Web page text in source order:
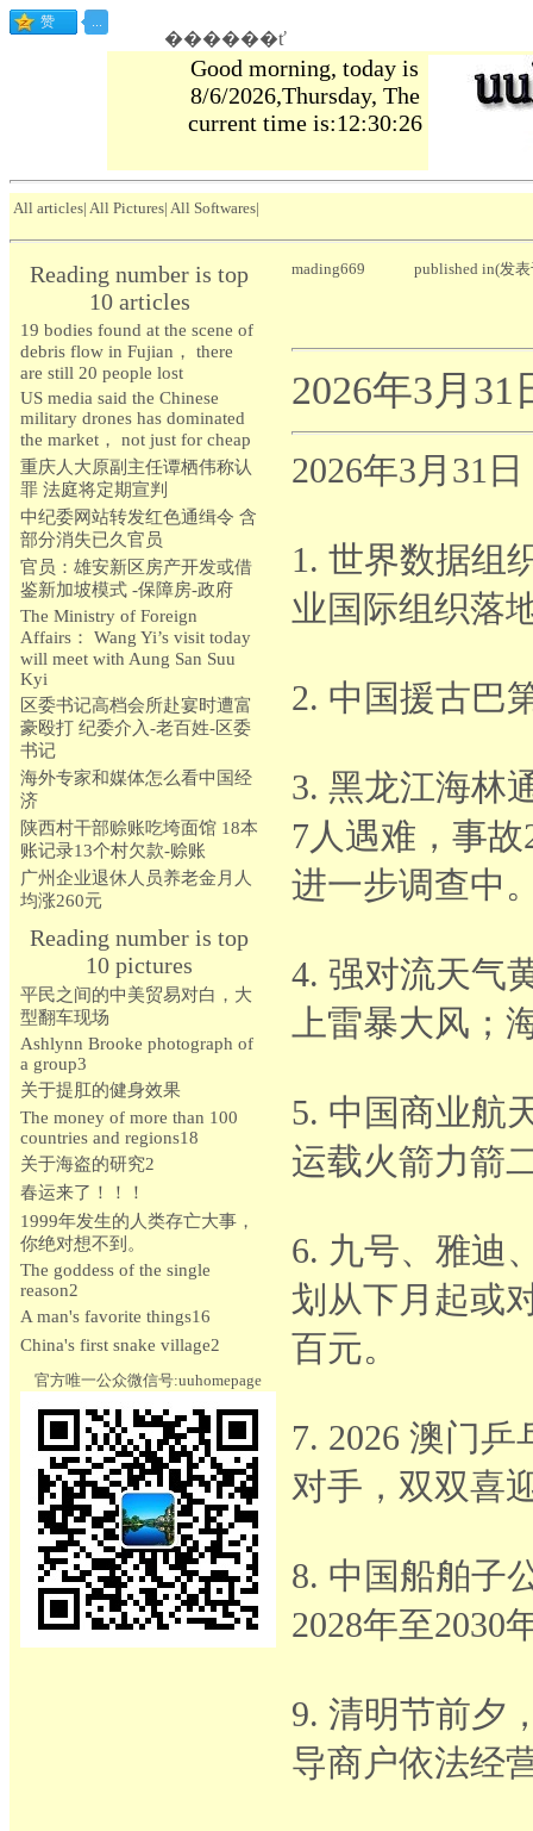
������ť
Good morning, today is
8/6/2026,Thursday, The
current time is:12:30:27
All articles| All Pictures| All Softwares|
Reading number is top
10 articles
19 bodies found at the scene of
debris flow in Fujian， there
are still 20 people lost
US media said the Chinese
military drones has dominated
the market， not just for cheap
重庆人大原副主任谭栖伟称认
罪 法庭将定期宣判
中纪委网站转发红色通缉令 含
部分消失已久官员
官员：雄安新区房产开发或借
鉴新加坡模式 -保障房-政府
The Ministry of Foreign
Affairs： Wang Yi’s visit today
will meet with Aung San Suu
Kyi
区委书记高档会所赴宴时遭富
豪殴打 纪委介入-老百姓-区委
书记
海外专家和媒体怎么看中国经
济
陕西村干部赊账吃垮面馆 18本
账记录13个村欠款-赊账
广州企业退休人员养老金月人
均涨260元
Reading number is top
10 pictures
平民之间的中美贸易对白，大
型翻车现场
Ashlynn Brooke photograph of
a group3
关于提肛的健身效果
The money of more than 100
countries and regions18
关于海盗的研究2
春运来了！！！
1999年发生的人类存亡大事，
你绝对想不到。
The goddess of the single
reason2
A man's favorite things16
China's first snake village2
官方唯一公众微信号:uuhomepage
mading669 published in(发
2026年3月
2026年3月31
1. 世界数据组
业国际组织落
2. 中国援古巴
3. 黑龙江海林
7人遇难，事
进一步调查中
4. 强对流天气
上雷暴大风
5. 中国商业航
运载火箭力箭
6. 九号、雅迪
划从下月起或
百元。
7. 2026 澳门
对手，双双喜
8. 中国船舶子
2028年至2030
9. 清明节前夕
导商户依法经